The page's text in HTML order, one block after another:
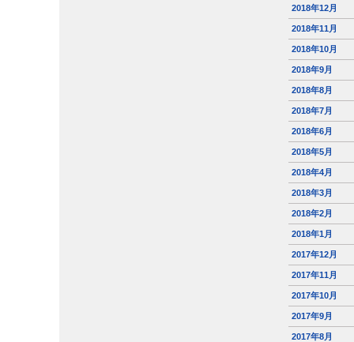
2018年12月
2018年11月
2018年10月
2018年9月
2018年8月
2018年7月
2018年6月
2018年5月
2018年4月
2018年3月
2018年2月
2018年1月
2017年12月
2017年11月
2017年10月
2017年9月
2017年8月